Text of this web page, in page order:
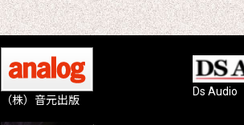
（株）音元出版
Ds Audio